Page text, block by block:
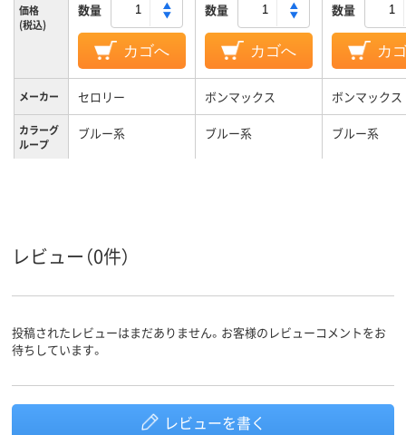
価格
(税込)
数量
カゴへ
数量
カゴへ
数量
カ
メーカー セロリー ボンマックス ボンマックス
カラーグ
ループ
ブルー系 ブルー系 ブルー系
レビュー（0件）
投稿されたレビューはまだありません。お客様のレビューコメントをお
待ちしています。
レビューを書く